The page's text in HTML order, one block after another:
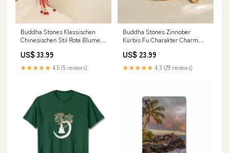
Buddha Stones Klassischen
Chinesischen Stil Rote Blume
Kupferring
US$ 33.99
★★★★★ 4.5 (5 reviews)
Buddha Stones Zinnober
Kürbis Fu Charakter Charm
Material:Zinnober
(Handgelenkumfang: 14–16 cm)
US$ 23.99
★★★★★ 4.3 (29 reviews)